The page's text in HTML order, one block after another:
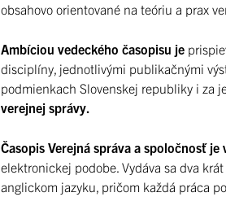
obsahovo orientované na teóriu a prax
Ambíciou vedeckého časopisu je
disciplíny, jednotlivými publikačnými
podmienkach Slovenskej republiky i za
verejnej správy.
Časopis Verejná správa a spoločnosť
elektronickej podobe. Vydáva sa dva
anglickom jazyku, pričom každá práca